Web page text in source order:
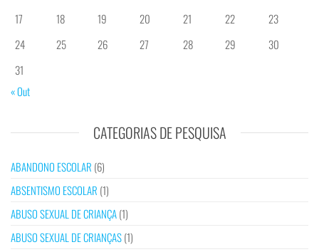
17
18 19 20 21 22
23
24
25 26 27 28 29
30
31
« Out
CATEGORIAS DE PESQUISA
ABANDONO ESCOLAR (6)
ABSENTISMO ESCOLAR (1)
ABUSO SEXUAL DE CRIANÇA(1)
ABUSO SEXUAL DE CRIANÇAS(1)